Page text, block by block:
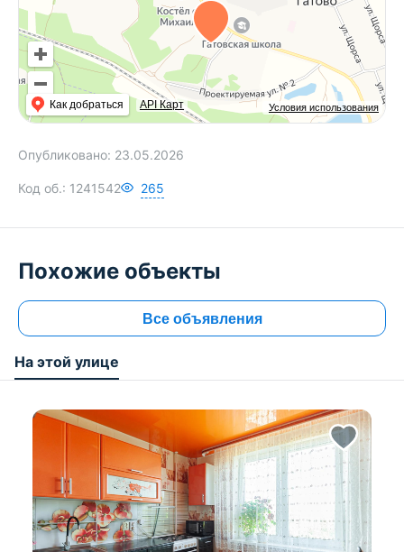
Условия использования
Как добраться API Карт
Опубликовано: 23.05.2026
Код об.: 1241542 265
Похожие объекты
Все объявления
На этой улице